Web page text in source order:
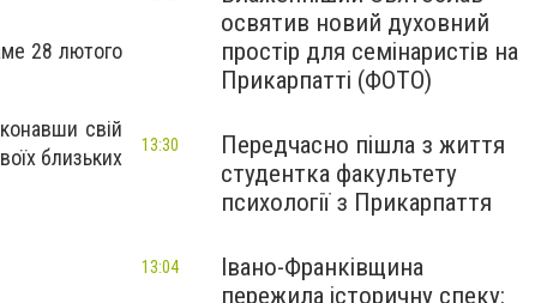
28 лютого
свій
близьких
освятив новий духовний
простір для семінаристів на
Прикарпатті (ФОТО)
Передчасно пішла з життя
студентка факультету
психології з Прикарпаття
13:30
Івано-Франківщина
пережила історичну спеку:
13:04